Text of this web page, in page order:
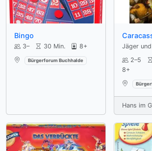
Bingo
3– 30 Min.
8+
Verfügbar an:
Bürgerforum Buchhalde
Jäger
2–5
8+
Verfügbar
Hans im